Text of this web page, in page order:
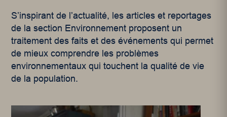
S’inspirant de l’actualité, les articles et reportages
de la section Environnement proposent un
traitement des faits et des événements qui permet
de mieux comprendre les problèmes
environnementaux qui touchent la qualité de vie
de la population.